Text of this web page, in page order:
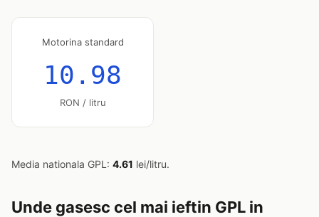
Motorina standard
10.98
RON / litru
Media nationala GPL: 4.61 lei/litru.
Unde gasesc cel mai ieftin GPL in